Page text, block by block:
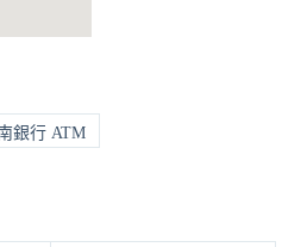
銀行 ATM